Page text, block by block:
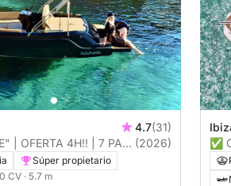
4.7(31)
SURF GRATIS
(2026)
Súper propietario
CV · 5.7 m
✅